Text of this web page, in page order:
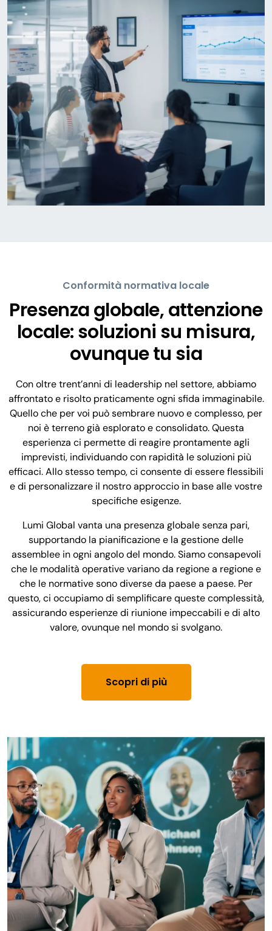
Conformità normativa locale
Presenza globale, attenzione
locale: soluzioni su misura,
ovunque tu sia
Con oltre trent’anni di leadership nel settore, abbiamo
affrontato e risolto praticamente ogni sfida immaginabile.
Quello che per voi può sembrare nuovo e complesso, per
noi è terreno già esplorato e consolidato. Questa
esperienza ci permette di reagire prontamente agli
imprevisti, individuando con rapidità le soluzioni più
efficaci. Allo stesso tempo, ci consente di essere flessibili
e di personalizzare il nostro approccio in base alle vostre
specifiche esigenze.
Lumi Global vanta una presenza globale senza pari,
supportando la pianificazione e la gestione delle
assemblee in ogni angolo del mondo. Siamo consapevoli
che le modalità operative variano da regione a regione e
che le normative sono diverse da paese a paese. Per
questo, ci occupiamo di semplificare queste complessità,
assicurando esperienze di riunione impeccabili e di alto
valore, ovunque nel mondo si svolgano.
Scopri di più